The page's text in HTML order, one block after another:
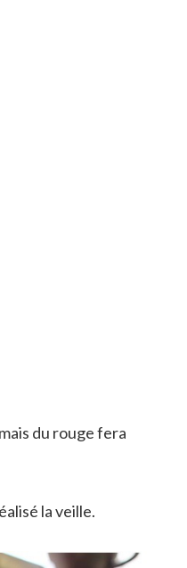
du rouge fera
la veille.